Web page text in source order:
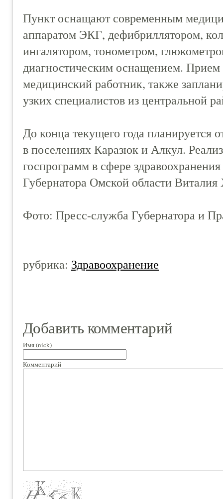
Пункт оснащают современным
аппаратом ЭКГ, дефибриллятором,
ингалятором, тонометром,
диагностическим оснащением.
медицинский работник, также
узких специалистов из центральной
До конца текущего года
в поселениях Каразюк и Алкул.
госпрограмм в сфере
Губернатора Омской области Виталия
Фото: Пресс-служба Губернатора и
рубрика: Здравоохранение
Добавить комментарий
Имя (nick)
Комментарий